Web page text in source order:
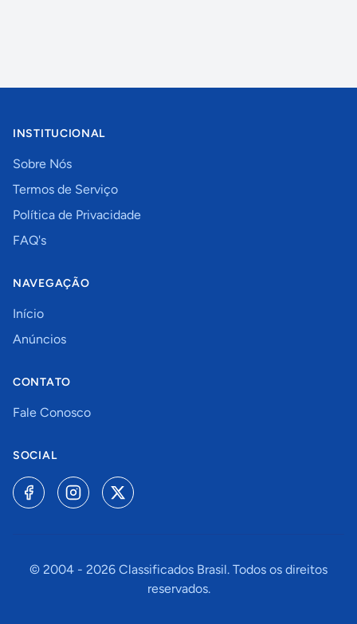
INSTITUCIONAL
Sobre Nós
Termos de Serviço
Política de Privacidade
FAQ's
NAVEGAÇÃO
Início
Anúncios
CONTATO
Fale Conosco
SOCIAL
© 2004 - 2026 Classificados Brasil. Todos os direitos
reservados.